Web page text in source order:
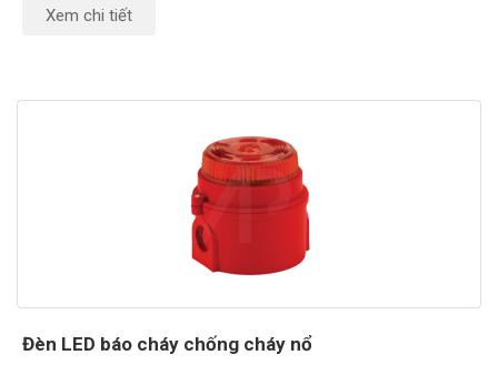
Xem chi tiết
Đèn LED báo cháy chống cháy nổ